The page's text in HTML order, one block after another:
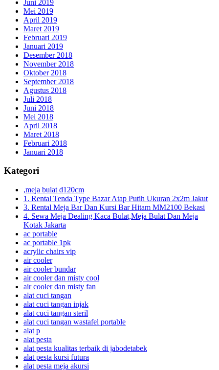
Juni 2019
Mei 2019
April 2019
Maret 2019
Februari 2019
Januari 2019
Desember 2018
November 2018
Oktober 2018
September 2018
Agustus 2018
Juli 2018
Juni 2018
Mei 2018
April 2018
Maret 2018
Februari 2018
Januari 2018
Kategori
,meja bulat d120cm
1. Rental Tenda Type Bazar Atap Putih Ukuran 2x2m Jakut
3. Rental Meja Bar Dan Kursi Bar Hitam MM2100 Bekasi
4. Sewa Meja Dealing Kaca Bulat,Meja Bulat Dan Meja
Kotak Jakarta
ac portable
ac portable 1pk
acrylic chairs vip
air cooler
air cooler bundar
air cooler dan misty cool
air cooler dan misty fan
alat cuci tangan
alat cuci tangan injak
alat cuci tangan steril
alat cuci tangan wastafel portable
alat p
alat pesta
alat pesta kualitas terbaik di jabodetabek
alat pesta kursi futura
alat pesta meja akursi